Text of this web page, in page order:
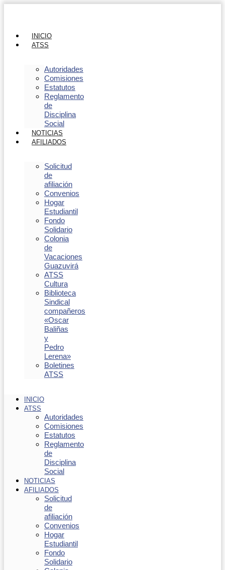
INICIO
ATSS
Autoridades
Comisiones
Estatutos
Reglamento
de
Disciplina
Social
NOTICIAS
AFILIADOS
Solicitud
de
afiliación
Convenios
Hogar
Estudiantil
Fondo
Solidario
Colonia
de
Vacaciones
Guazuvirá
ATSS
Cultura
Biblioteca
Sindical
compañeros
«Oscar
Baliñas
y
Pedro
Lerena»
Boletines
ATSS
INICIO
ATSS
Autoridades
Comisiones
Estatutos
Reglamento
de
Disciplina
Social
NOTICIAS
AFILIADOS
Solicitud
de
afiliación
Convenios
Hogar
Estudiantil
Fondo
Solidario